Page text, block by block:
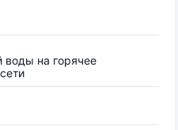
воды на горячее